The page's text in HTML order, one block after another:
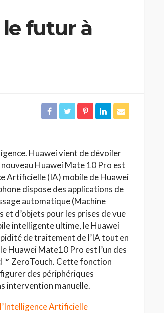
le futur à
Huawei vient de dévoiler
Huawei Mate 10 Pro est
Artificielle (IA) mobile de Huawei
dispose des applications de
automatique (Machine
d’objets pour les prises de vue
intelligente ultime, le Huawei
de traitement de l’IA tout en
Huawei Mate10 Pro est l’un des
™ ZeroTouch. Cette fonction
des périphériques
intervention manuelle.
Artificielle